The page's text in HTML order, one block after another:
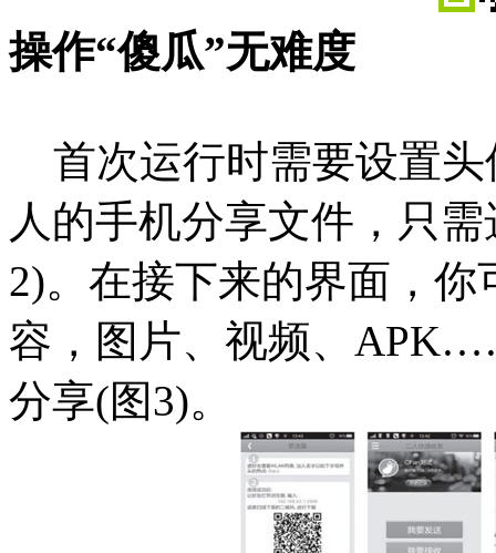
操作“傻瓜”无难度
首次运行时需要设置
人的手机分享文件，只
2)。在接下来的界面，
容，图片、视频、
分享(图3)。